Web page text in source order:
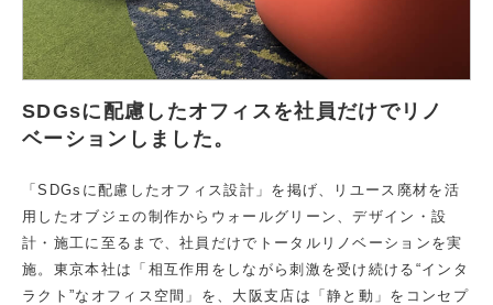
SDGsに配慮したオフィスを社員だけでリノ
ベーションしました。
「SDGsに配慮したオフィス設計」を掲げ、リユース廃材を活
用したオブジェの制作からウォールグリーン、デザイン・設
計・施工に至るまで、社員だけでトータルリノベーションを実
施。東京本社は「相互作用をしながら刺激を受け続ける“インタ
ラクト”なオフィス空間」を、大阪支店は「静と動」をコンセプ